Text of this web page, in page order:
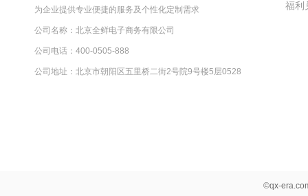
为企业提供专业便捷的服务及个性化定制需求
公司名称：北京全鲜电子商务有限公司
公司电话：400-0505-888
公司地址：北京市朝阳区五里桥二街2号院9号楼5层0528
福利
©qx-